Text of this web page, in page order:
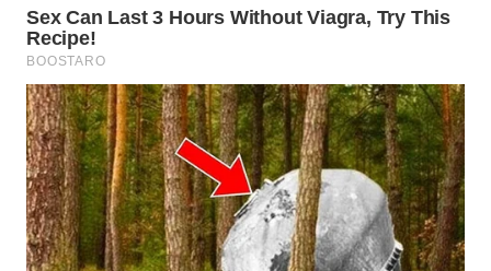
DEPOK
TAPANULI
UTARA
WN
SAMOSIR
WN